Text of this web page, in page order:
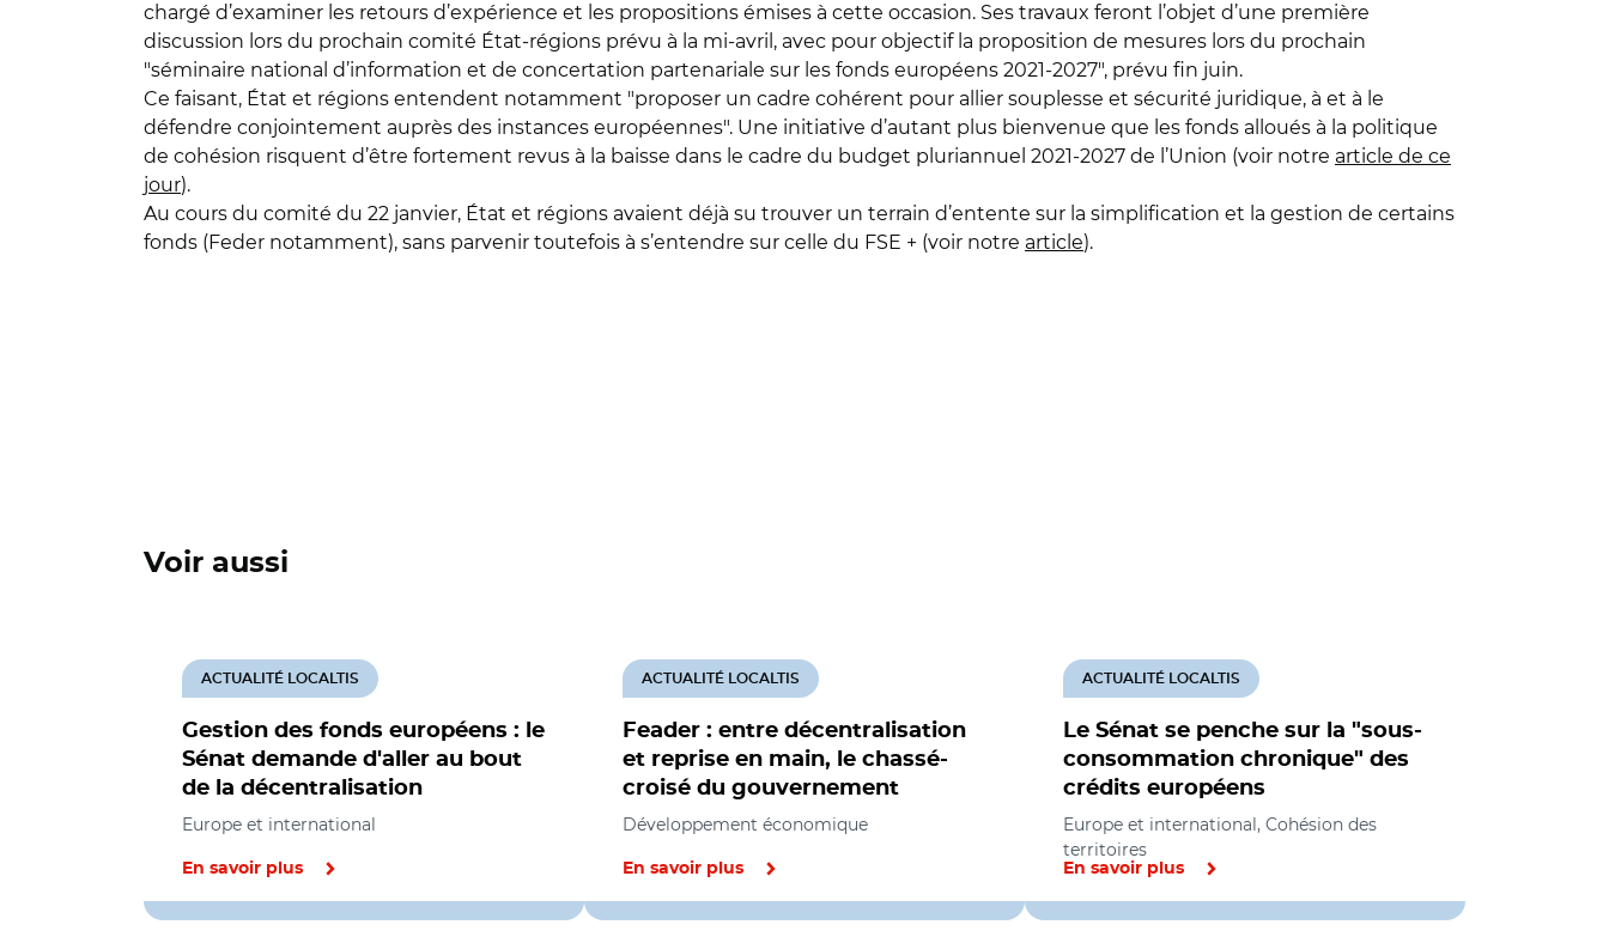
chargé d’examiner les retours d’expérience et les propositions émises à cette occasion. Ses travaux feront l’objet d’une première
discussion lors du prochain comité État-régions prévu à la mi-avril, avec pour objectif la proposition de mesures lors du prochain
"séminaire national d’information et de concertation partenariale sur les fonds européens 2021-2027", prévu fin juin.
Ce faisant, État et régions entendent notamment "proposer un cadre cohérent pour allier souplesse et sécurité juridique, à et à le
défendre conjointement auprès des instances européennes". Une initiative d’autant plus bienvenue que les fonds alloués à la politique
de cohésion risquent d’être fortement revus à la baisse dans le cadre du budget pluriannuel 2021-2027 de l’Union (voir notre article de ce
jour).
Au cours du comité du 22 janvier, État et régions avaient déjà su trouver un terrain d’entente sur la simplification et la gestion de certains
fonds (Feder notamment), sans parvenir toutefois à s’entendre sur celle du FSE + (voir notre article).
Voir aussi
Gestion des fonds européens : le
Sénat demande d'aller au bout
de la décentralisation
ACTUALITÉ LOCALTIS
Europe et international
En savoir plus
Feader : entre décentralisation
et reprise en main, le chassé-
croisé du gouvernement
ACTUALITÉ LOCALTIS
Développement économique
En savoir plus
Le Sénat se penche sur la "sous-
consommation chronique" des
crédits européens
ACTUALITÉ LOCALTIS
Europe et international, Cohésion des
territoires
En savoir plus